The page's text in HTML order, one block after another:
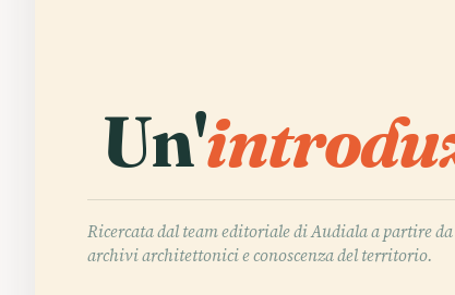
Un'
Ricercata dal team editoriale di Audiala a partire
archivi architettonici e conoscenza del territorio.